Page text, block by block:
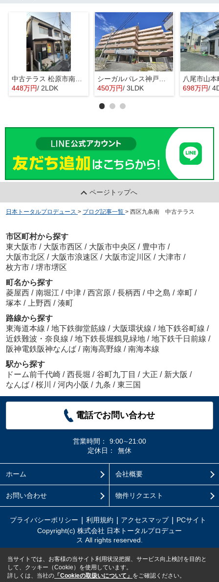
中古テラス 松原市南新町1
448万円/ 2LDK
450万円/ 3LDK 698万円/
ページトップへ
日本トータルプロデュース > ブログ記事一覧 > 西区九条南 中古テラス
市区町村から探す
東大阪市 / 大阪市西区 / 大阪市中央区 / 豊中市 /
大阪市北区 / 大阪市浪速区 / 大阪市淀川区 / 大津市 /
枚方市 / 堺市堺区
町名から探す
菱屋西 / 南堀江 / 中津 / 西宮原 / 長柄西 / 中之島 / 幸町 /
塚本 / 上野西 / 湊町
路線から探す
東海道本線 / 地下鉄御堂筋線 / 大阪環状線 / 地下鉄谷町線 /
近鉄難波・奈良線 / 地下鉄長堀鶴見緑地 / 地下鉄千日前線 /
阪神電鉄阪神なんば / 南海高野線 / 南海本線
駅から探す
ドーム前千代崎 / 西長堀 / 谷町九丁目 / 大正 / 新大阪 /
なんば / 桜川 / 河内小阪 / 九条 / 東三国
電話でお問い合わせ
営業時間：
9:00∼21:00
定休日：
無休
ホーム 会社概要
お問い合わせ 物件リクエスト
プライバシーポリシー 利用規約 アクセスマップ
PCサイト
Copyright(c) 株式会社 日本トータルプロデュー
ス All rights reserved.
当サイトでは、お客様の当サイト利用状況把握、サービス向上検討を目的と
して、クッキー（Cookie）を使用しています。
詳しくは、当社の 「Cookieの取扱いについて」 をご確認ください。